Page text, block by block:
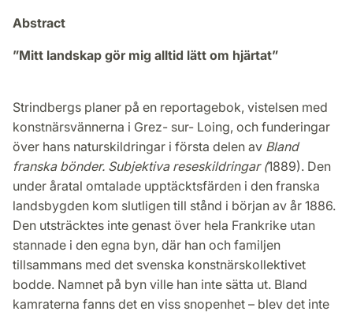
Abstract
”Mitt landskap gör mig alltid lätt om hjärtat”
Strindbergs planer på en reportagebok, vistelsen med
konstnärsvännerna i Grez- sur- Loing, och funderingar
över hans naturskildringar i första delen av Bland
franska bönder. Subjektiva reseskildringar (1889). Den
under åratal omtalade upptäcktsfärden i den franska
landsbygden kom slutligen till stånd i början av år 1886.
Den utsträcktes inte genast över hela Frankrike utan
stannade i den egna byn, där han och familjen
tillsammans med det svenska konstnärskollektivet
bodde. Namnet på byn ville han inte sätta ut. Bland
kamraterna fanns det en viss snopenhet – blev det inte